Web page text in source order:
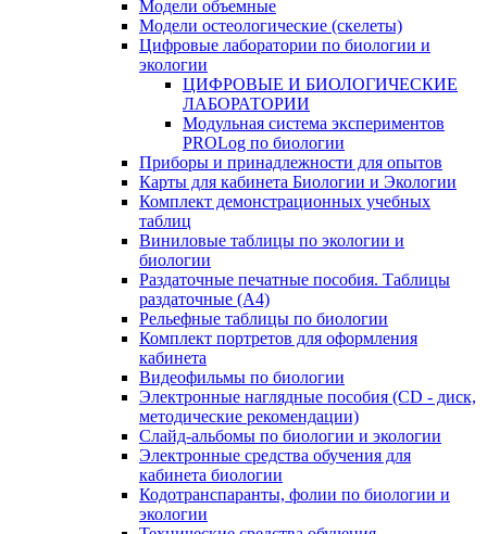
Модели объемные
Модели остеологические (скелеты)
Цифровые лаборатории по биологии и
экологии
ЦИФРОВЫЕ И БИОЛОГИЧЕСКИЕ
ЛАБОРАТОРИИ
Модульная система экспериментов
PROLog по биологии
Приборы и принадлежности для опытов
Карты для кабинета Биологии и Экологии
Комплект демонстрационных учебных
таблиц
Виниловые таблицы по экологии и
биологии
Раздаточные печатные пособия. Таблицы
раздаточные (А4)
Рельефные таблицы по биологии
Комплект портретов для оформления
кабинета
Видеофильмы по биологии
Электронные наглядные пособия (CD - диск,
методические рекомендации)
Слайд-альбомы по биологии и экологии
Электронные средства обучения для
кабинета биологии
Кодотранспаранты, фолии по биологии и
экологии